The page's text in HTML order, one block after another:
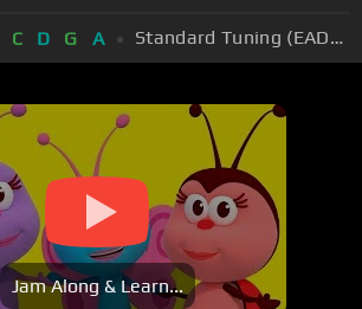
C D G A Standard Tuning (EADGBE)
Jam Along & Learn...